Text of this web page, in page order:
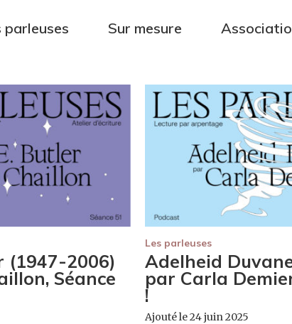
parleuses Sur mesure
(1947-2006)
Séance
Les parleuses
Adelheid
par Carla
!
Ajouté le 24 juin 2025